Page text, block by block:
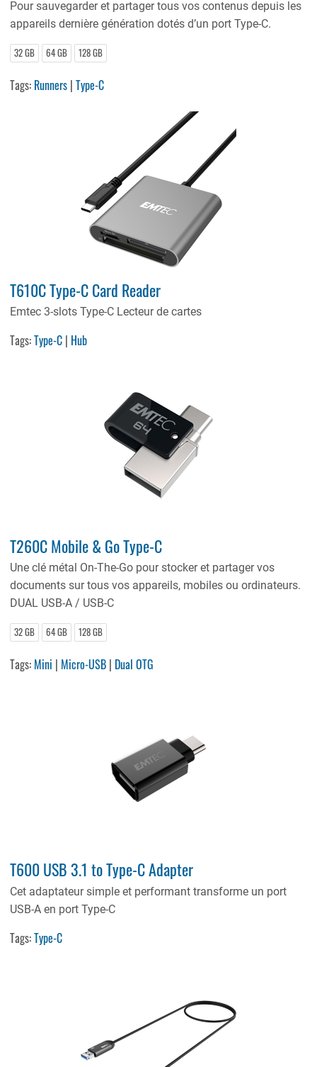
Pour sauvegarder et partager tous vos contenus depuis les
appareils dernière génération dotés d’un port Type-C.
32 GB 64 GB 128 GB
Tags: Runners |Type-C
T610C Type-C Card Reader
Emtec 3-slots Type-C Lecteur de cartes
Tags:Type-C | Hub
T260C Mobile & Go Type-C
Une clé métal On-The-Go pour stocker et partager vos
documents sur tous vos appareils, mobiles ou ordinateurs.
DUAL USB-A / USB-C
32 GB 64 GB 128 GB
Tags: Mini | Micro-USB | Dual OTG
T600 USB 3.1 to Type-C Adapter
Cet adaptateur simple et performant transforme un port
USB-A en port Type-C
Tags:Type-C